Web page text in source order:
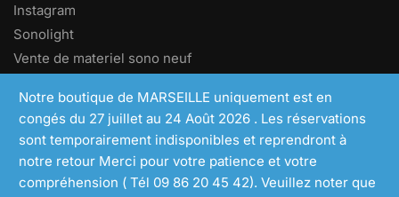
Notre boutique de MARSEILLE uniquement est en
congés du 27 juillet au 24 Août 2026 . Les réservations
sont temporairement indisponibles et reprendront à
notre retour Merci pour votre patience et votre
compréhension ( Tél 09 86 20 45 42). Veuillez noter que
Instagram
Sonolight
Vente de materiel sono neuf
NEWSLETTER
Inscrivez vous à notre newsletters pour profiter d’offres
exclusives.